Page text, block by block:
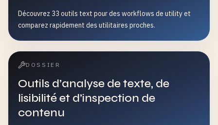
Découvrez 33 outils text pour des workflows de utility et
comparez rapidement des utilitaires proches.
DOSSIER
Outils d’analyse de texte, de
lisibilité et d’inspection de
contenu